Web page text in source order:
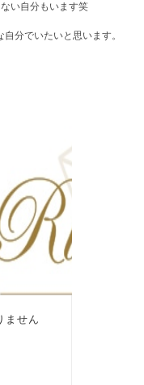
い自分もいます笑
自分でいたいと思います。